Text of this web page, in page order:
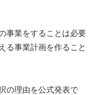
事業をすることは必要
る事業計画を作ること
の理由を公式発表で